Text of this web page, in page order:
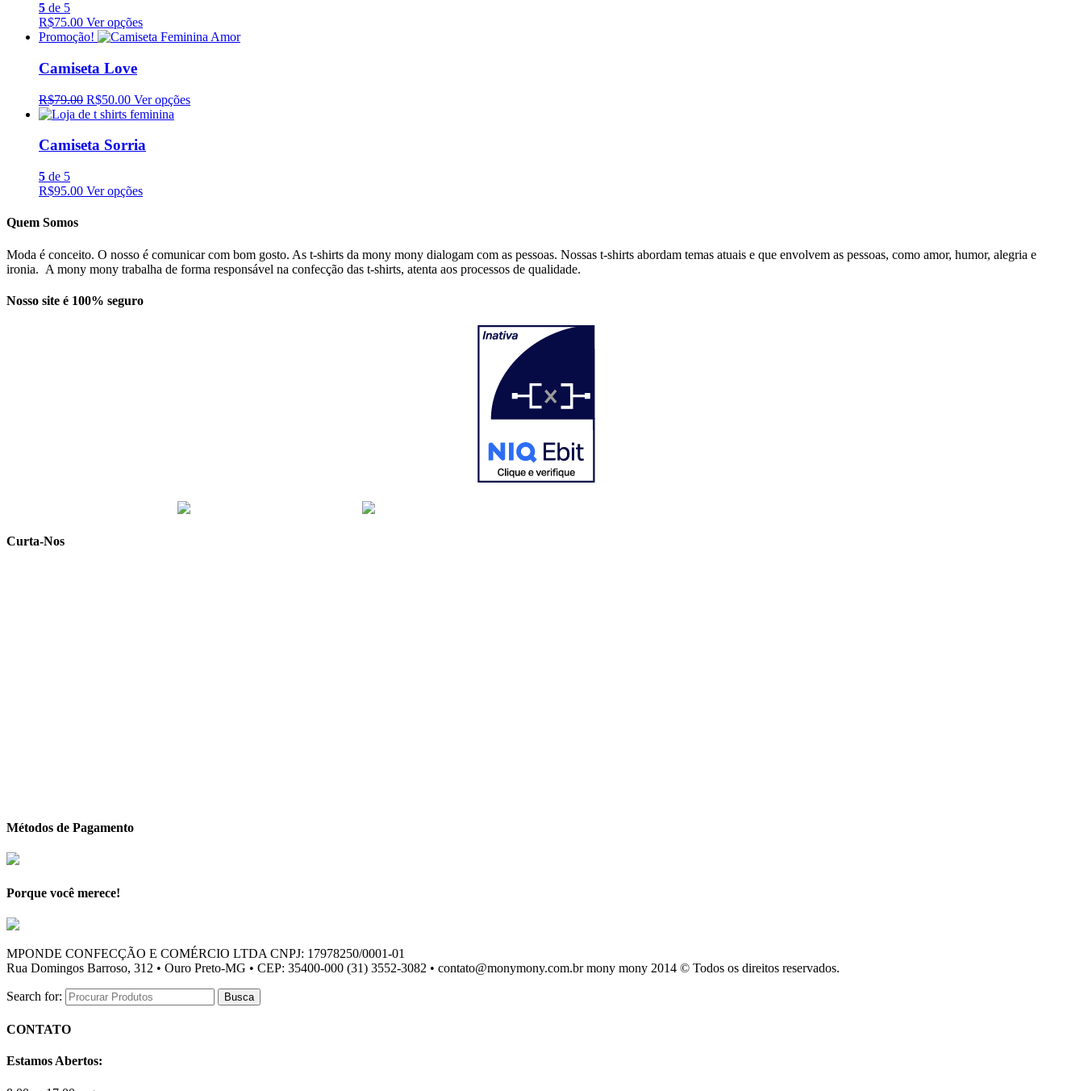
5 de 5
R$75.00 Ver opções
Promoção!
Camiseta Love
R$79.00 R$50.00 Ver opções
Camiseta Sorria
5 de 5
R$95.00 Ver opções
Quem Somos
Moda é conceito. O nosso é comunicar com bom gosto. As t-shirts da mony mony dialogam com as pessoas. Nossas t-shirts abordam temas atuais e que envolvem as pessoas, como amor, humor, alegria e
ironia. A mony mony trabalha de forma responsável na confecção das t-shirts, atenta aos processos de qualidade.
Nosso site é 100% seguro
Curta-Nos
Métodos de Pagamento
Porque você merece!
MPONDE CONFECÇÃO E COMÉRCIO LTDA CNPJ: 17978250/0001-01
Rua Domingos Barroso, 312 • Ouro Preto-MG • CEP: 35400-000 (31) 3552-3082 • contato@monymony.com.br mony mony 2014 © Todos os direitos reservados.
Search for:
CONTATO
Estamos Abertos: